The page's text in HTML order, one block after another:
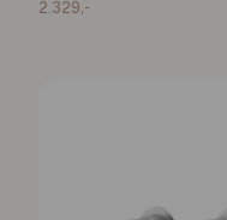
2.329,-